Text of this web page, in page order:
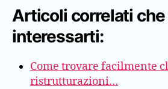
Articoli correlati
interessarti:
Come trovare facilmente
ristrutturazioni…